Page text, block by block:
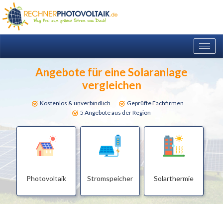
Angebote für eine Solaranlage
vergleichen
Kostenlos & unverbindlich
Geprüfte Fachfirmen
5 Angebote aus der Region
Photovoltaik Stromspeicher Solarthermie